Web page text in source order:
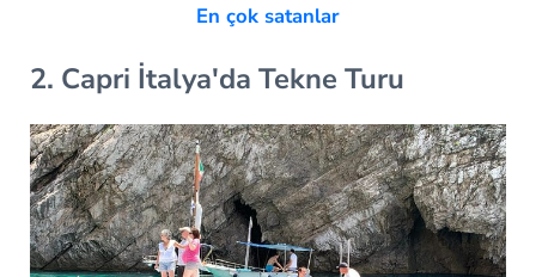
En çok satanlar
2. Capri İtalya'da Tekne Turu